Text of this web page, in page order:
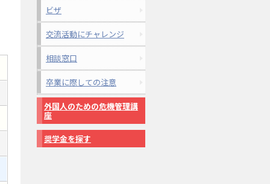
ビザ
交流活動にチャレンジ
相談窓口
卒業に際しての注意
外国人のための危機管理講
座
奨学金を探す